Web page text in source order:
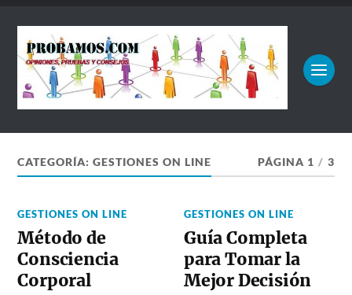
CATEGORÍA:GESTIONES ON LINE PÁGINA 1 / 3
GESTIONES ON LINE
Método de
Consciencia
Corporal
GESTIONES ON LINE
Guía Completa
para Tomar la
Mejor Decisión